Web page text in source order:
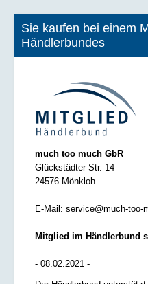
Sie kaufen bei einem
Händlerbundes
much too much GbR
Glückstädter Str. 14
24576 Mönkloh
E-Mail: service@much-too-
Mitglied im Händlerbund
- 08.02.2021 -